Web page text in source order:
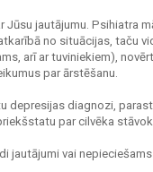
Jūsu jautājumu. Psihiatra
no situācijas, taču
arī ar tuviniekiem),
par ārstēšanu.
depresijas diagnozi,
par cilvēka
jautājumi vai